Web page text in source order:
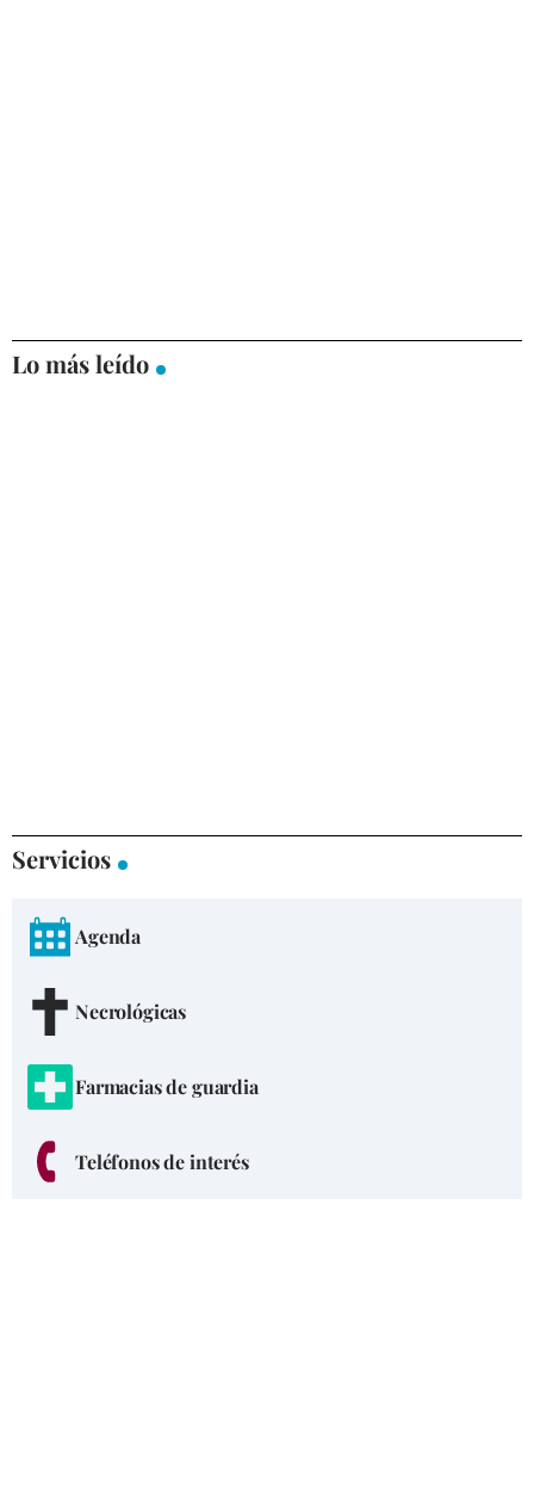
Lo más leído
Servicios
Agenda
Necrológicas
Farmacias de guardia
Teléfonos de interés